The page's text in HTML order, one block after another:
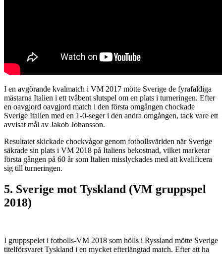
I en avgörande kvalmatch i VM 2017 mötte Sverige de fyrafaldiga
mästarna Italien i ett tvåbent slutspel om en plats i turneringen. Efter
en oavgjord oavgjord match i den första omgången chockade
Sverige Italien med en 1-0-seger i den andra omgången, tack vare ett
avvisat mål av Jakob Johansson.
Resultatet skickade chockvågor genom fotbollsvärlden när Sverige
säkrade sin plats i VM 2018 på Italiens bekostnad, vilket markerar
första gången på 60 år som Italien misslyckades med att kvalificera
sig till turneringen.
5. Sverige mot Tyskland (VM gruppspel
2018)
I gruppspelet i fotbolls-VM 2018 som hölls i Ryssland mötte Sverige
titelförsvaret Tyskland i en mycket efterlängtad match. Efter att ha